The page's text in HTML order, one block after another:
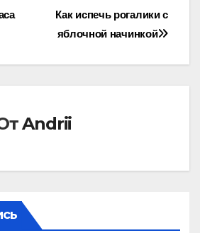
Как испечь рогалики с
яблочной начинкой
Andrii